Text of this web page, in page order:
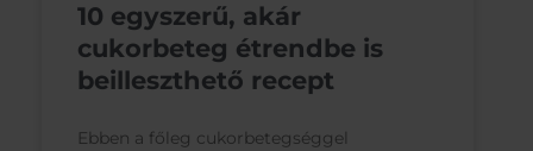
10 egyszerű, akár
cukorbeteg étrendbe is
beilleszthető recept
Ebben a főleg cukorbetegséggel